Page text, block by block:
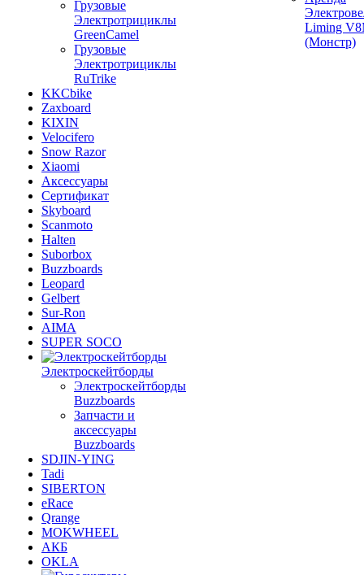
Грузовые
Электротрициклы
GreenCamel
Грузовые
Электротрициклы
RuTrike
KKCbike
Zaxboard
KIXIN
Velocifero
Snow Razor
Xiaomi
Аксессуары
Сертификат
Skyboard
Scanmoto
Halten
Suborbox
Buzzboards
Leopard
Gelbert
Sur-Ron
AIMA
SUPER SOCO
Электроскейтборды
Электроскейтборды
Buzzboards
Запчасти и
аксессуары
Buzzboards
SDJIN-YING
Tadi
SIBERTON
eRace
Qrange
MOKWHEEL
АКБ
OKLA
Liming
(Монстр)